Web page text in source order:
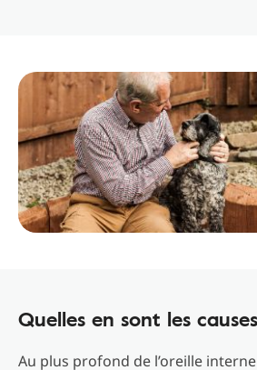
Quelles en sont les
Au plus profond de l’oreille